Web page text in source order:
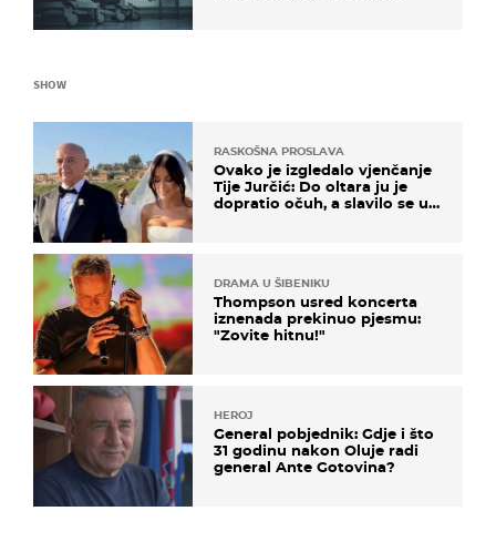
SHOW
RASKOŠNA PROSLAVA
Ovako je izgledalo vjenčanje
Tije Jurčić: Do oltara ju je
dopratio očuh, a slavilo se uz
DRAMA U ŠIBENIKU
Thompson usred koncerta
iznenada prekinuo pjesmu:
"Zovite hitnu!"
HEROJ
General pobjednik: Gdje i što
31 godinu nakon Oluje radi
general Ante Gotovina?